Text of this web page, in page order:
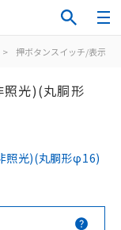
> 押ボタンスイッチ/表示灯
照光)(丸胴形
照光)(丸胴形φ16)